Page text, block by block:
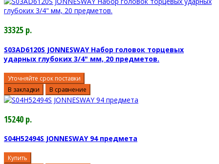
33325 р.
S03AD6120S JONNESWAY Набор головок торцевых
ударных глубоких 3/4" мм, 20 предметов.
Уточняйте срок поставки
В закладки
В сравнение
15240 р.
S04H52494S JONNESWAY 94 предмета
Купить